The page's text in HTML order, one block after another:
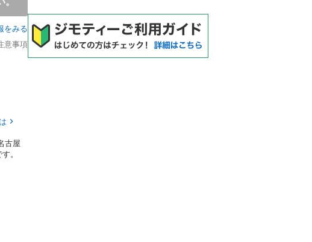
をみる
意事項
古屋
。